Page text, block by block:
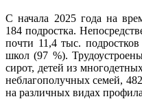
С начала 2025 года на
184 подростка.
почти 11,4 тыс.
школ (97 %).
сирот, детей из
неблагополучных семей,
на различных видах